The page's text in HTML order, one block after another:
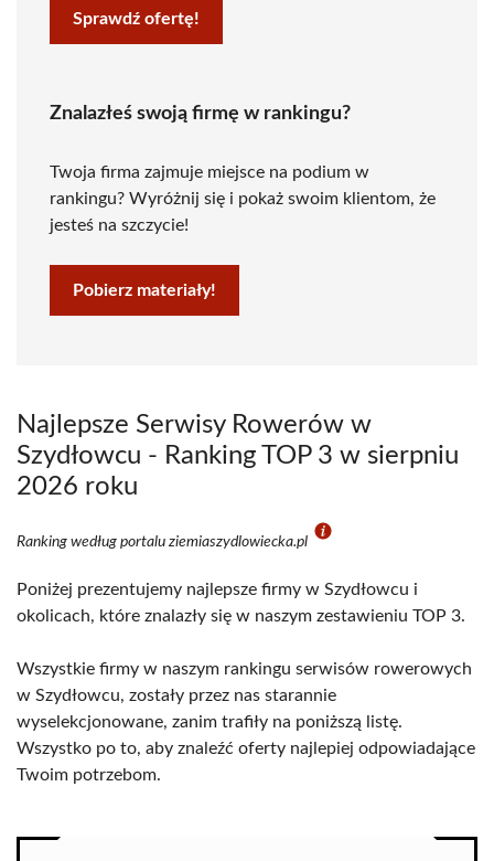
Sprawdź ofertę!
Znalazłeś swoją firmę w rankingu?
Twoja firma zajmuje miejsce na podium w
rankingu? Wyróżnij się i pokaż swoim klientom, że
jesteś na szczycie!
Pobierz materiały!
Najlepsze Serwisy Rowerów w
Szydłowcu - Ranking TOP 3 w sierpniu
2026 roku
Ranking według portalu ziemiaszydlowiecka.pl
Poniżej prezentujemy najlepsze firmy w Szydłowcu i
okolicach, które znalazły się w naszym zestawieniu TOP 3.
Wszystkie firmy w naszym rankingu serwisów rowerowych
w Szydłowcu, zostały przez nas starannie
wyselekcjonowane, zanim trafiły na poniższą listę.
Wszystko po to, aby znaleźć oferty najlepiej odpowiadające
Twoim potrzebom.